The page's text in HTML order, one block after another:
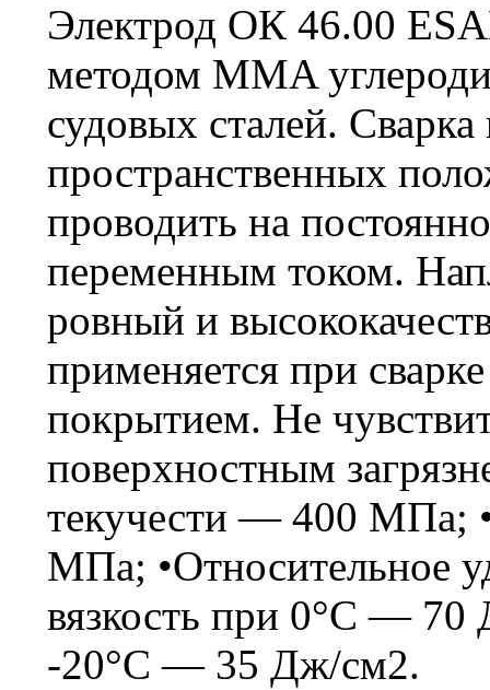
Электрод ОК 46.00
методом MMA
судовых сталей. Сварка
пространственных
проводить на
переменным током.
ровный и
применяется при
покрытием. Не
поверхностным
текучести — 400 МПа;
МПа; •Относительное
вязкость при 0°C — 70
-20°C — 35 Дж/см2.